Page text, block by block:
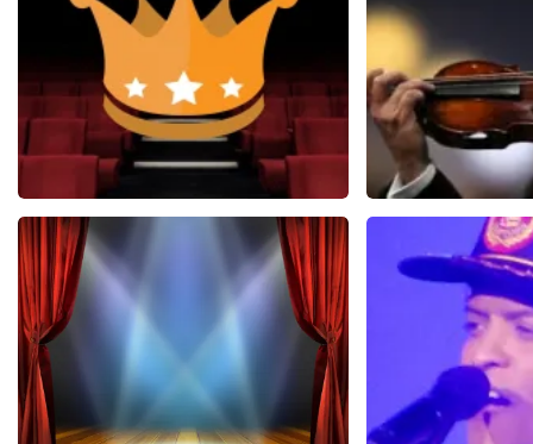
Soldaat van Oranje
reviews
BEKIJKEN
Andre